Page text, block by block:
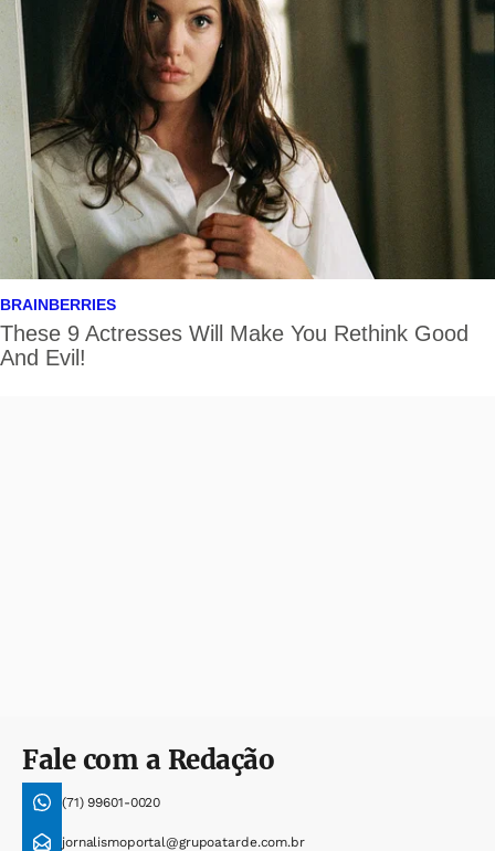
Fale com a Redação
(71) 99601-0020
jornalismoportal@grupoatarde.com.br